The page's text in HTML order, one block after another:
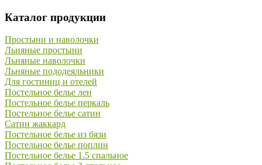
Каталог продукции
Простыни и наволочки
Льняные простыни
Льняные наволочки
Льняные пододеяльники
Для гостиниц и отелей
Постельное белье лен
Постельное белье перкаль
Постельное белье сатин
Сатин жаккард
Постельное белье из бязи
Постельное белье поплин
Постельное белье 1.5 спальное